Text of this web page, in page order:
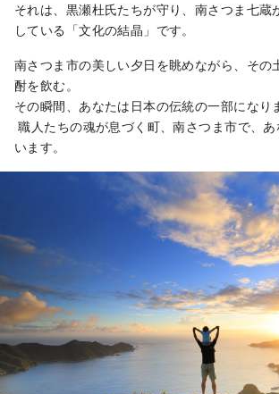
それは、黒瀬杜氏たちが守り、南さつま七蔵
している「文化の結晶」です。
南さつま市の美しい夕日を眺めながら、その
酎を飲む。
その瞬間、あなたは日本の伝統の一部になり
職人たちの魂が息づく町、南さつま市で、
います。